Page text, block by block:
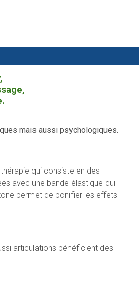
mais aussi psychologiques.
qui consiste en des
avec une bande élastique qui
permet de bonifier les effets
articulations bénéficient des